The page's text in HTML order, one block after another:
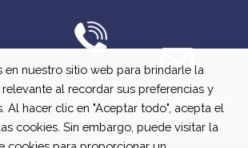
7 bajo
Madrid
647 630 515
661 73 42 04
613 22 15 27
info@fchp.es
en nuestro sitio web para brindarle la
al recordar sus preferencias y
Al hacer clic en "Aceptar todo", acepta el
cookies. Sin embargo, puede visitar la